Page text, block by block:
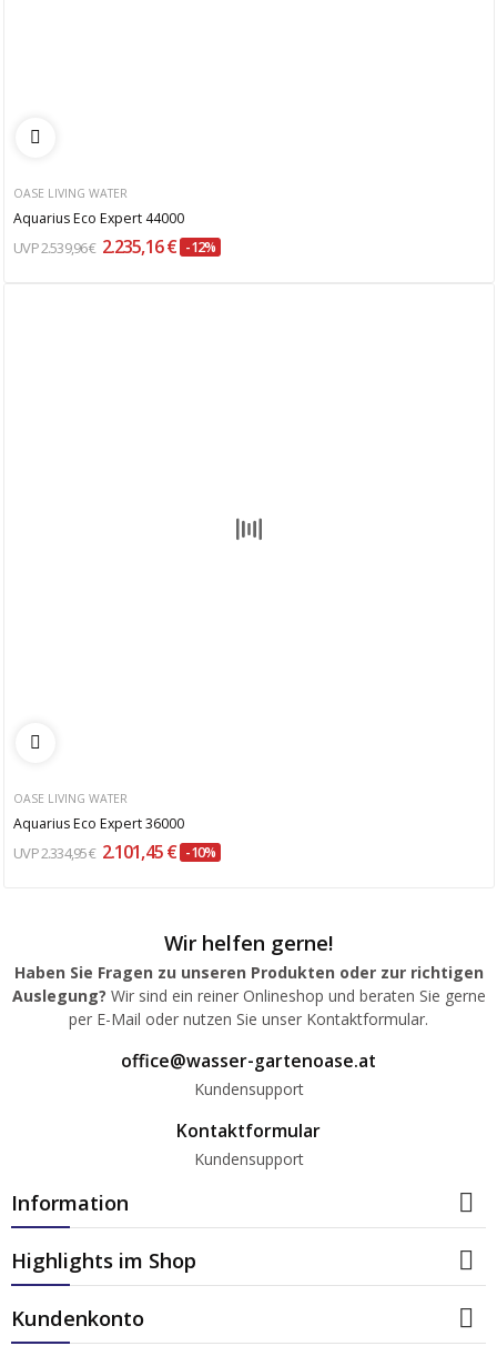
OASE LIVING WATER
Aquarius Eco Expert 44000
2.539,96 € 2.235,16 € -12%
OASE LIVING WATER
Aquarius Eco Expert 36000
2.334,95 € 2.101,45 € -10%
Wir helfen gerne!
Haben Sie Fragen zu unseren Produkten oder zur richtigen
Auslegung? Wir sind ein reiner Onlineshop und beraten Sie gerne
per E-Mail oder nutzen Sie unser Kontaktformular.
office@wasser-gartenoase.at
Kundensupport
Kontaktformular
Kundensupport
Information 
Highlights im Shop 
Kundenkonto 